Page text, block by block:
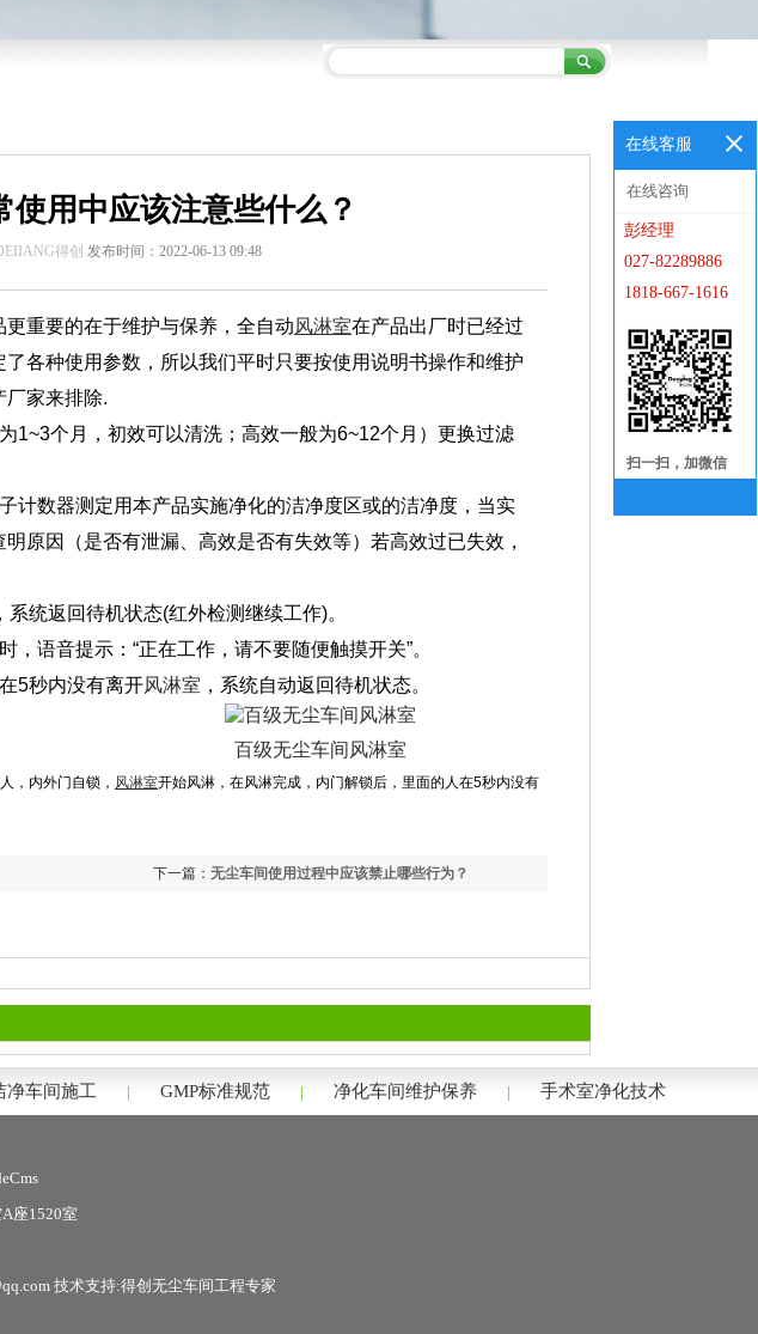
使用中应该注意些什么？
得创 发布时间：2022-06-13 09:48
重要的在于维护与保养，全自动风淋室在产品出厂时已经过
各种使用参数，所以我们平时只要按使用说明书操作和维护
厂家来排除.
1~3个月，初效可以清洗；高效一般为6~12个月）更换过滤
计数器测定用本产品实施净化的洁净度区或的洁净度，当实
原因（是否有泄漏、高效是否有失效等）若高效过已失效，
系统返回待机状态(红外检测继续工作)。
语音提示：“正在工作，请不要随便触摸开关”。
5秒内没有离开风淋室 ，系统自动返回待机状态。
百级无尘车间风淋室
，内外门自锁， 风淋室开始风淋，在风淋完成，内门解锁后，里面的人在5秒内没有
下一篇： 无尘车间使用过程中应该禁止哪些行为？
净车间施工 | GMP标准规范 | 净化车间维护保养 | 手术室净化技术
座1520室
技术支持:得创无尘车间工程专家
在线客服
在线咨询
彭经理
027-82289886
1818-667-1616
扫一扫，加微信